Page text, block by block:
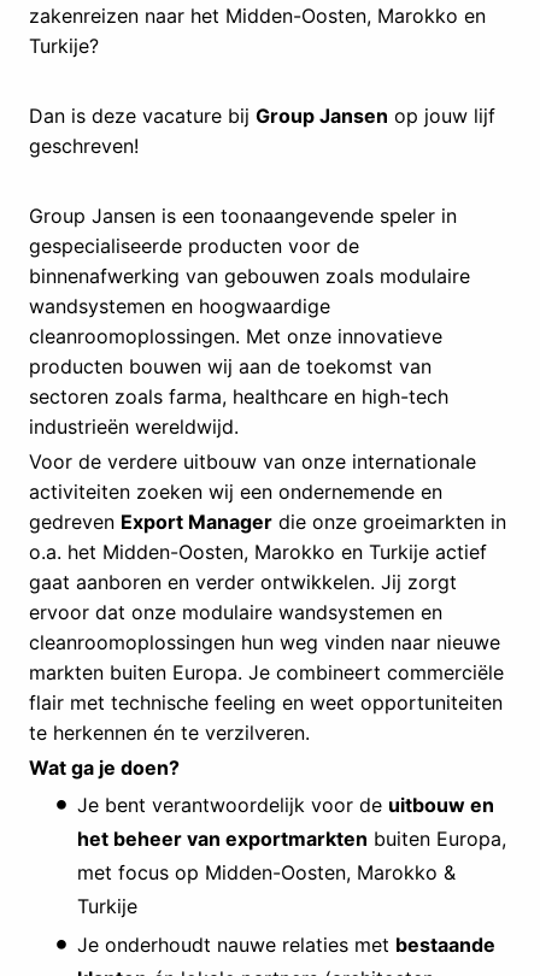
zakenreizen naar het Midden-Oosten, Marokko en
Turkije?
Dan is deze vacature bij Group Jansen op jouw lijf
geschreven!
Group Jansen is een toonaangevende speler in
gespecialiseerde producten voor de
binnenafwerking van gebouwen zoals modulaire
wandsystemen en hoogwaardige
cleanroomoplossingen. Met onze innovatieve
producten bouwen wij aan de toekomst van
sectoren zoals farma, healthcare en high-tech
industrieën wereldwijd.
Voor de verdere uitbouw van onze internationale
activiteiten zoeken wij een ondernemende en
gedreven Export Manager die onze groeimarkten in
o.a. het Midden-Oosten, Marokko en Turkije actief
gaat aanboren en verder ontwikkelen. Jij zorgt
ervoor dat onze modulaire wandsystemen en
cleanroomoplossingen hun weg vinden naar nieuwe
markten buiten Europa. Je combineert commerciële
flair met technische feeling en weet opportuniteiten
te herkennen én te verzilveren.
Wat ga je doen?
Je bent verantwoordelijk voor de uitbouw en
het beheer van exportmarkten buiten Europa,
met focus op Midden-Oosten, Marokko &
Turkije
Je onderhoudt nauwe relaties met bestaande